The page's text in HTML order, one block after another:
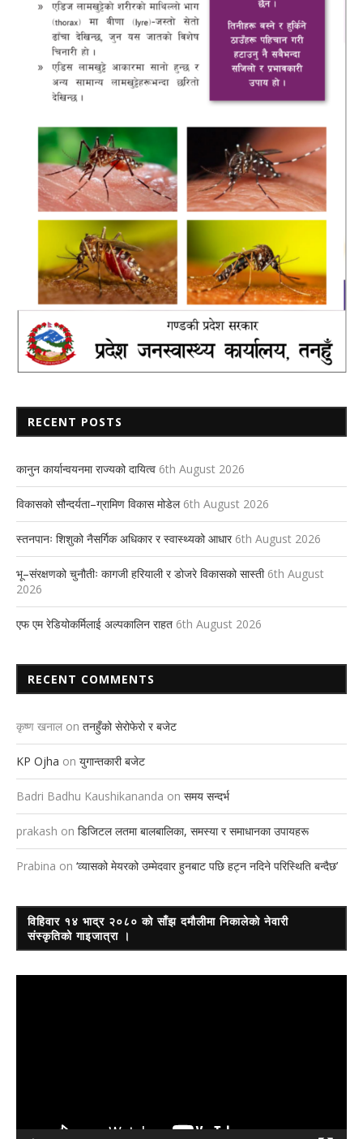
RECENT POSTS
कानुन कार्यान्वयनमा राज्यको दायित्व 6th August 2026
विकासको सौन्दर्यता–ग्रामिण विकास मोडेल 6th August 2026
स्तनपानः शिशुको नैसर्गिक अधिकार र स्वास्थ्यको आधार 6th August 2026
भू–संरक्षणको चुनौतीः कागजी हरियाली र डोजरे विकासको सास्ती 6th August
2026
एफ एम रेडियोकर्मिलाई अल्पकालिन राहत 6th August 2026
RECENT COMMENTS
कृष्ण खनाल on तनहुँको सेरोफेरो र बजेट
KP Ojha on युगान्तकारी बजेट
Badri Badhu Kaushikananda on समय सन्दर्भ
prakash on डिजिटल लतमा बालबालिका, समस्या र समाधानका उपायहरू
Prabina on ‘व्यासको मेयरको उम्मेदवार हुनबाट पछि हट्न नदिने परिस्थिति बन्दैछ’
विहिवार १४ भाद्र २०८० को साँझ दमौलीमा निकालेको नेवारी
संस्कृतिको गाइजात्रा ।